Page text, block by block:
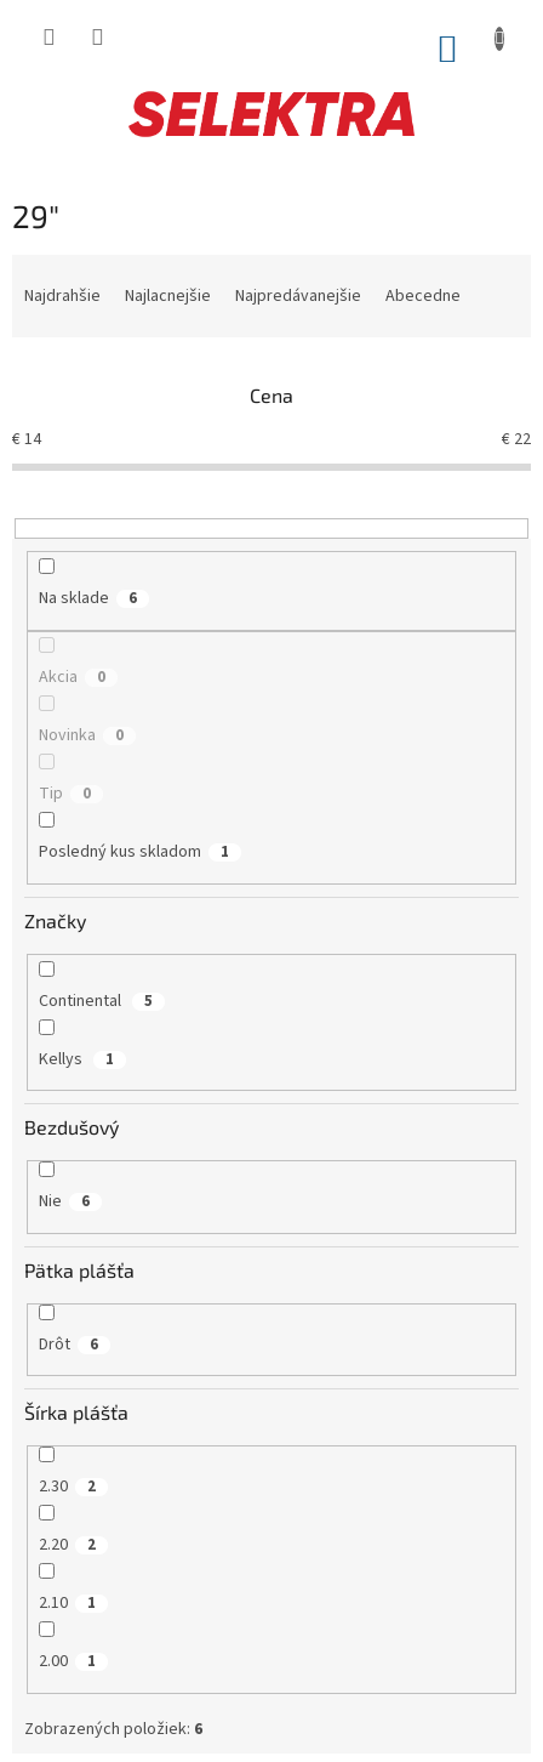
29"
e
p
r
d
Najdrahšie Najlacnejšie Najpredávanejšie Abecedne
Cena
€14 € 22
Na sklade 6
Akcia 0
Novinka 0
Tip 0
Posledný kus skladom 1
Značky
Continental 5
Kellys 1
Bezdušový
Nie 6
Pätka plášťa
Drôt 6
Šírka plášťa
2.30 2
2.20 2
2.10 1
2.00 1
Zobrazených položiek: 6